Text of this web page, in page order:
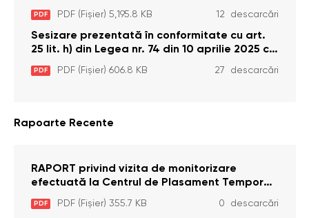
dizabilități (adulte) Bădiceni, Soroca (11 iunie
2026)
PDF PDF (Fișier) 5,195.8 KB 12 descarcări
Sesizare prezentată în conformitate cu art.
25 lit. h) din Legea nr. 74 din 10 aprilie 2025 cu
privire la Curtea Constituțională şi art. 26 din
Legea cu privire la Avocatul Poporului
PDF PDF (Fișier) 606.8 KB 27 descarcări
Rapoarte Recente
RAPORT privind vizita de monitorizare
efectuată la Centrul de Plasament Temporar
pentru Persoane cu Dizabilități (Adulte) din s.
Brînzeni, r. Edineț, din data de 25 mai 2026
PDF PDF (Fișier) 355.7 KB 0 descarcări